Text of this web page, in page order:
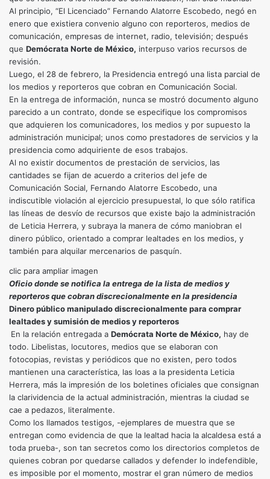
Al principio, “El Licenciado” Fernando Alatorre Escobedo, negó en
enero que existiera convenio alguno con reporteros, medios de
comunicación, empresas de internet, radio, televisión; después
que Demócrata Norte de México, interpuso varios recursos de
revisión.
Luego, el 28 de febrero, la Presidencia entregó una lista parcial de
los medios y reporteros que cobran en Comunicación Social.
En la entrega de información, nunca se mostró documento alguno
parecido a un contrato, donde se especifique los compromisos
que adquieren los comunicadores, los medios y por supuesto la
administración municipal; unos como prestadores de servicios y la
presidencia como adquiriente de esos trabajos.
Al no existir documentos de prestación de servicios, las
cantidades se fijan de acuerdo a criterios del jefe de
Comunicación Social, Fernando Alatorre Escobedo, una
indiscutible violación al ejercicio presupuestal, lo que sólo ratifica
las líneas de desvío de recursos que existe bajo la administración
de Leticia Herrera, y subraya la manera de cómo maniobran el
dinero público, orientado a comprar lealtades en los medios, y
también para alquilar mercenarios de pasquín.
clic para ampliar imagen
Oficio donde se notifica la entrega de la lista de medios y
reporteros que cobran discrecionalmente en la presidencia
Dinero público manipulado discrecionalmente para comprar
lealtades y sumisión de medios y reporteros
En la relación entregada a Demócrata Norte de México, hay de
todo. Libelistas, locutores, medios que se elaboran con
fotocopias, revistas y periódicos que no existen, pero todos
mantienen una característica, las loas a la presidenta Leticia
Herrera, más la impresión de los boletines oficiales que consignan
la clarividencia de la actual administración, mientras la ciudad se
cae a pedazos, literalmente.
Como los llamados testigos, -ejemplares de muestra que se
entregan como evidencia de que la lealtad hacia la alcaldesa está a
toda prueba-, son tan secretos como los directorios completos de
quienes cobran por quedarse callados y defender lo indefendible,
es imposible por el momento, mostrar el gran número de medios